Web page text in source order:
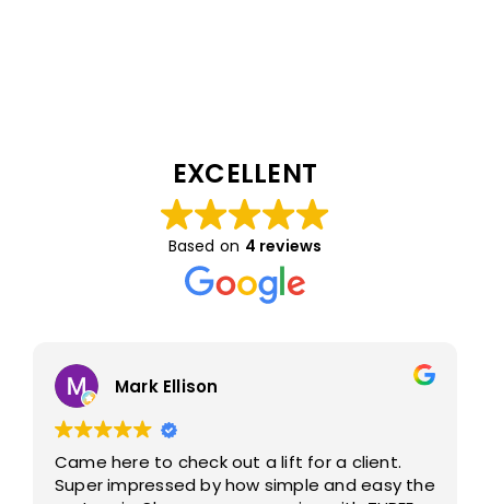
EXCELLENT
Based on 4 reviews
Mark Ellison
Came here to check out a lift for a client.
Super impressed by how simple and easy the